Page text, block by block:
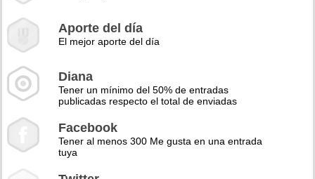
Aporte del día
El mejor aporte del día
Diana
Tener un mínimo del 50% de entradas
publicadas respecto el total de enviadas
Facebook
Tener al menos 300 Me gusta en una entrada
tuya